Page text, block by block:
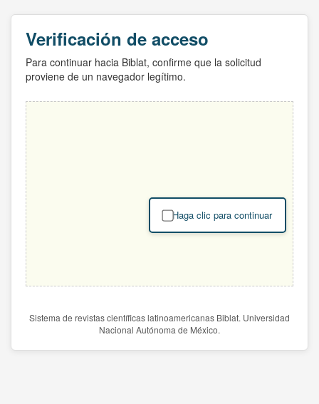
Verificación de acceso
Para continuar hacia Biblat, confirme que la solicitud
proviene de un navegador legítimo.
Haga clic para continuar
Sistema de revistas científicas latinoamericanas Biblat. Universidad
Nacional Autónoma de México.